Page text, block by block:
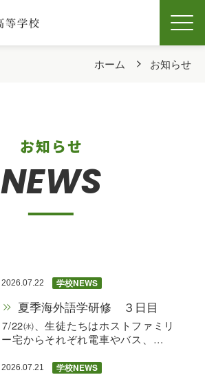
ホーム お知らせ
お知らせ
NEWS
2026.07.22 学校NEWS
夏季海外語学研修 ３日目
7/22㈬、生徒たちはホストファミリ
ー宅からそれぞれ電車やバス、…
2026.07.21 学校NEWS